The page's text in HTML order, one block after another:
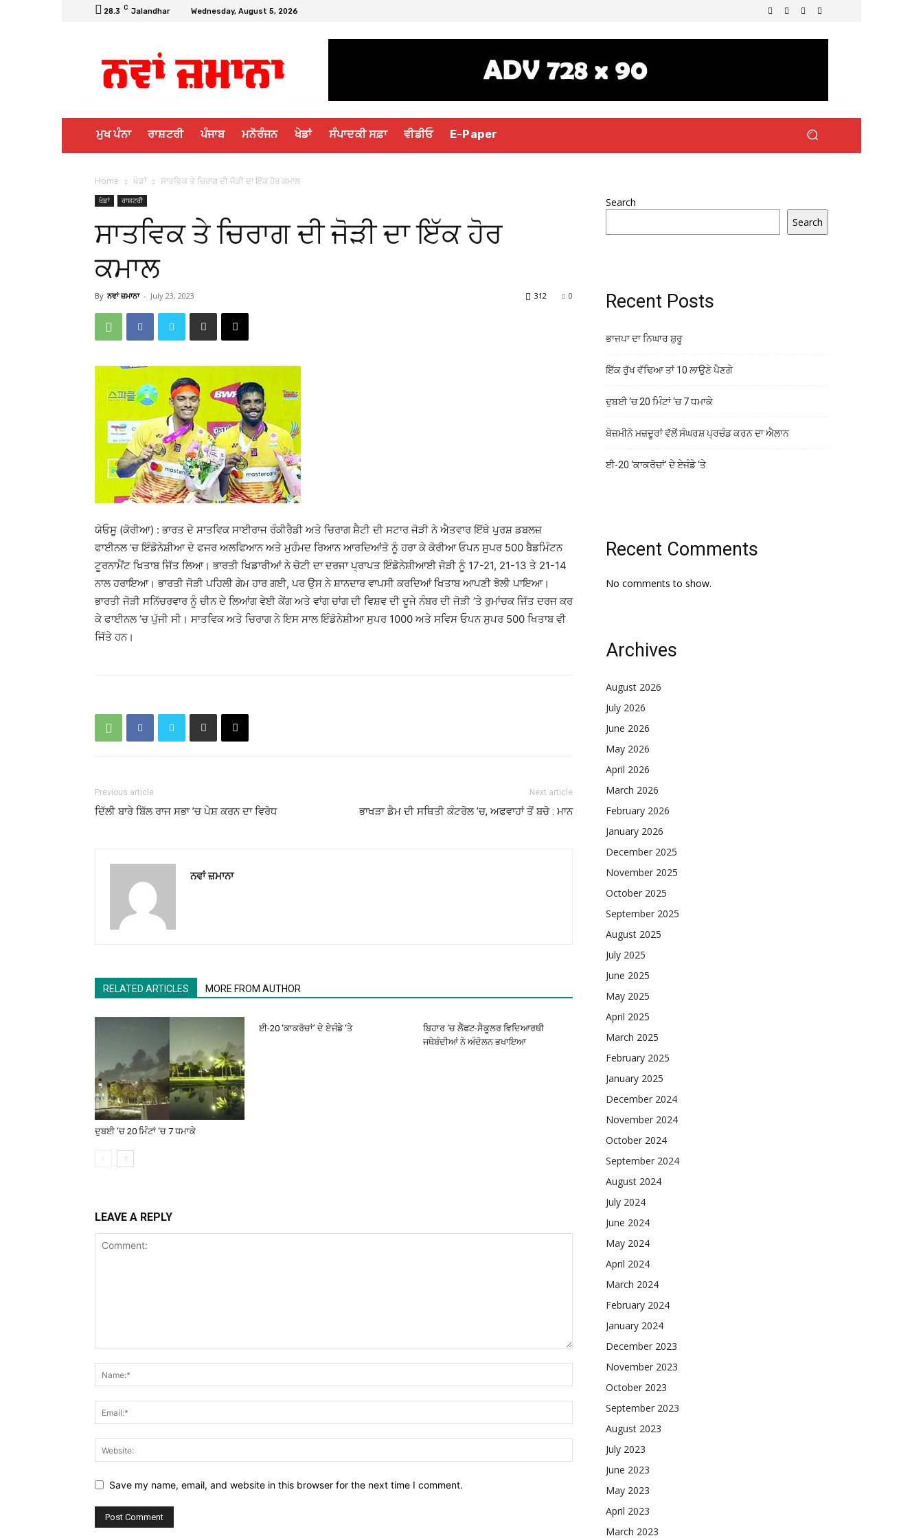
28.3 C Jalandhar Wednesday, August 5, 2026
ਮੁਖ ਪੰਨਾ ਰਾਸ਼ਟਰੀ ਪੰਜਾਬ ਮਨੋਰੰਜਨ ਖੇਡਾਂ ਸੰਪਾਦਕੀ ਸਫ਼ਾ ਵੀਡੀਓ E-Paper
Home ਖੇਡਾਂ ਸਾਤਵਿਕ ਤੇ ਚਿਰਾਗ ਦੀ ਜੋੜੀ ਦਾ ਇੱਕ ਹੋਰ ਕਮਾਲ
ਖੇਡਾਂ ਰਾਸ਼ਟਰੀ
ਸਾਤਵਿਕ ਤੇ ਚਿਰਾਗ ਦੀ ਜੋੜੀ ਦਾ ਇੱਕ ਹੋਰ
ਕਮਾਲ
By ਨਵਾਂ ਜ਼ਮਾਨਾ - July 23, 2023 0
312
ਯੇਓਸੂ (ਕੋਰੀਆ) : ਭਾਰਤ ਦੇ ਸਾਤਵਿਕ ਸਾਈਰਾਜ ਰੰਕੀਰੈਡੀ ਅਤੇ ਚਿਰਾਗ ਸ਼ੈਟੀ ਦੀ ਸਟਾਰ ਜੋੜੀ ਨੇ ਐਤਵਾਰ ਇੱਥੇ ਪੁਰਸ਼ ਡਬਲਜ਼
ਫਾਈਨਲ ’ਚ ਇੰਡੋਨੇਸ਼ੀਆ ਦੇ ਫਜਰ ਅਲਫਿਆਨ ਅਤੇ ਮੁਹੰਮਦ ਰਿਆਨ ਆਰਦਿਆਂਤੋ ਨੂੰ ਹਰਾ ਕੇ ਕੋਰੀਆ ਓਪਨ ਸੁਪਰ 500 ਬੈਡਮਿੰਟਨ
ਟੂਰਨਾਮੈਂਟ ਖਿਤਾਬ ਜਿੱਤ ਲਿਆ। ਭਾਰਤੀ ਖਿਡਾਰੀਆਂ ਨੇ ਚੋਟੀ ਦਾ ਦਰਜਾ ਪ੍ਰਾਪਤ ਇੰਡੋਨੇਸ਼ੀਆਈ ਜੋੜੀ ਨੂੰ 17-21, 21-13 ਤੇ 21-14
ਨਾਲ ਹਰਾਇਆ। ਭਾਰਤੀ ਜੋੜੀ ਪਹਿਲੀ ਗੇਮ ਹਾਰ ਗਈ, ਪਰ ਉਸ ਨੇ ਸ਼ਾਨਦਾਰ ਵਾਪਸੀ ਕਰਦਿਆਂ ਖਿਤਾਬ ਆਪਣੀ ਝੋਲੀ ਪਾਇਆ।
ਭਾਰਤੀ ਜੋੜੀ ਸਨਿੱਚਰਵਾਰ ਨੂੰ ਚੀਨ ਦੇ ਲਿਆਂਗ ਵੇਈ ਕੇਂਗ ਅਤੇ ਵਾਂਗ ਚਾਂਗ ਦੀ ਵਿਸ਼ਵ ਦੀ ਦੂਜੇ ਨੰਬਰ ਦੀ ਜੋੜੀ ’ਤੇ ਰੁਮਾਂਚਕ ਜਿੱਤ ਦਰਜ ਕਰ
ਕੇ ਫਾਈਨਲ ’ਚ ਪੁੱਜੀ ਸੀ। ਸਾਤਵਿਕ ਅਤੇ ਚਿਰਾਗ ਨੇ ਇਸ ਸਾਲ ਇੰਡੋਨੇਸ਼ੀਆ ਸੁਪਰ 1000 ਅਤੇ ਸਵਿਸ ਓਪਨ ਸੁਪਰ 500 ਖਿਤਾਬ ਵੀ
ਜਿੱਤੇ ਹਨ।
Previous article
ਦਿੱਲੀ ਬਾਰੇ ਬਿੱਲ ਰਾਜ ਸਭਾ ’ਚ ਪੇਸ਼ ਕਰਨ ਦਾ ਵਿਰੋਧ
Next article
ਭਾਖੜਾ ਡੈਮ ਦੀ ਸਥਿਤੀ ਕੰਟਰੋਲ ’ਚ, ਅਫਵਾਹਾਂ ਤੋਂ ਬਚੋ : ਮਾਨ
ਨਵਾਂ ਜ਼ਮਾਨਾ
RELATED ARTICLES MORE FROM AUTHOR
ਦੁਬਈ ‘ਚ 20 ਮਿੰਟਾਂ ‘ਚ 7 ਧਮਾਕੇ
ਈ-20 ‘ਕਾਕਰੋਚਾਂ’ ਦੇ ਏਜੰਡੇ ‘ਤੇ
ਬਿਹਾਰ ‘ਚ ਲੈੱਫਟ-ਸੈਕੂਲਰ ਵਿਦਿਆਰਥੀ
ਜਥੇਬੰਦੀਆਂ ਨੇ ਅੰਦੋਲਨ ਭਖਾਇਆ
LEAVE A REPLY
Save my name, email, and website in this browser for the next time I comment.
Search
Search
Recent Posts
ਭਾਜਪਾ ਦਾ ਨਿਘਾਰ ਸ਼ੁਰੂ
ਇੱਕ ਰੁੱਖ ਵੱਢਿਆ ਤਾਂ 10 ਲਾਉਣੇ ਪੈਣਗੇ
ਦੁਬਈ ‘ਚ 20 ਮਿੰਟਾਂ ‘ਚ 7 ਧਮਾਕੇ
ਬੇਜ਼ਮੀਨੇ ਮਜ਼ਦੂਰਾਂ ਵੱਲੋਂ ਸੰਘਰਸ਼ ਪ੍ਰਚੰਡ ਕਰਨ ਦਾ ਐਲਾਨ
ਈ-20 ‘ਕਾਕਰੋਚਾਂ’ ਦੇ ਏਜੰਡੇ ‘ਤੇ
Recent Comments
No comments to show.
Archives
August 2026
July 2026
June 2026
May 2026
April 2026
March 2026
February 2026
January 2026
December 2025
November 2025
October 2025
September 2025
August 2025
July 2025
June 2025
May 2025
April 2025
March 2025
February 2025
January 2025
December 2024
November 2024
October 2024
September 2024
August 2024
July 2024
June 2024
May 2024
April 2024
March 2024
February 2024
January 2024
December 2023
November 2023
October 2023
September 2023
August 2023
July 2023
June 2023
May 2023
April 2023
March 2023